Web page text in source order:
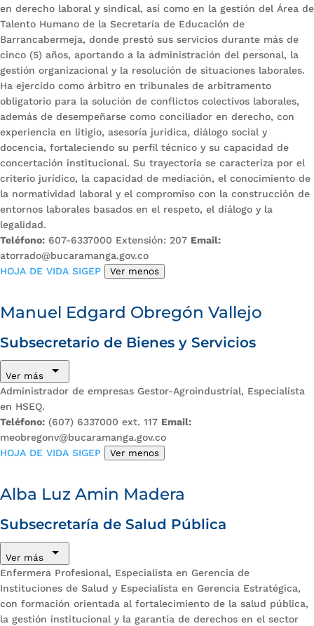
en derecho laboral y sindical, así como en la gestión del Área de
Talento Humano de la Secretaría de Educación de
Barrancabermeja, donde prestó sus servicios durante más de
cinco (5) años, aportando a la administración del personal, la
gestión organizacional y la resolución de situaciones laborales.
Ha ejercido como árbitro en tribunales de arbitramento
obligatorio para la solución de conflictos colectivos laborales,
además de desempeñarse como conciliador en derecho, con
experiencia en litigio, asesoría jurídica, diálogo social y
docencia, fortaleciendo su perfil técnico y su capacidad de
concertación institucional. Su trayectoria se caracteriza por el
criterio jurídico, la capacidad de mediación, el conocimiento de
la normatividad laboral y el compromiso con la construcción de
entornos laborales basados en el respeto, el diálogo y la
legalidad.
Teléfono: 607-6337000 Extensión: 207 Email:
atorrado@bucaramanga.gov.co
HOJA DE VIDA SIGEP
Ver menos
Manuel Edgard Obregón Vallejo
Subsecretario de Bienes y Servicios
Ver más
Administrador de empresas Gestor-Agroindustrial, Especialista
en HSEQ.
Teléfono: (607) 6337000 ext. 117 Email:
meobregonv@bucaramanga.gov.co
HOJA DE VIDA SIGEP
Ver menos
Alba Luz Amin Madera
Subsecretaría de Salud Pública
Ver más
Enfermera Profesional, Especialista en Gerencia de
Instituciones de Salud y Especialista en Gerencia Estratégica,
con formación orientada al fortalecimiento de la salud pública,
la gestión institucional y la garantía de derechos en el sector